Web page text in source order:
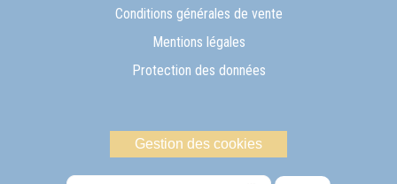
Conditions générales de vente
Mentions légales
Protection des données
Gestion des cookies